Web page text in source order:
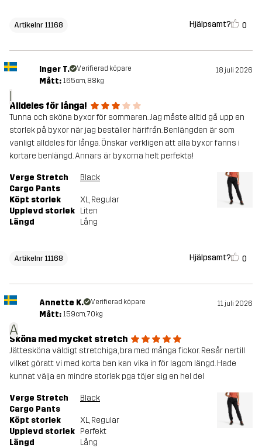
Artikelnr 11168 Hjälpsamt? 0
I
Inger T. Verifierad köpare 18 juli 2026
Mått: 165cm, 88kg
Alldeles för långa!
Tunna och sköna byxor för sommaren. Jag måste alltid gå upp en
storlek på byxor när jag beställer härifrån. Benlängden är som
vanligt alldeles för långa. Önskar verkligen att alla byxor fanns i
kortare benlängd. Annars är byxorna helt perfekta!
Verge Stretch
Cargo Pants
Black
Köpt storlek XL, Regular
Upplevd storlek Liten
Längd
Lång
Artikelnr 11168 Hjälpsamt? 0
A
Annette K. Verifierad köpare 11 juli 2026
Mått: 159cm, 70kg
Sköna med mycket stretch
Jättesköna väldigt stretchiga, bra med många fickor. Resår nertill
vilket göratt vi med korta ben kan vika in för lagom längd. Hade
kunnat välja en mindre storlek pga töjer sig en hel del
Verge Stretch
Cargo Pants
Black
Köpt storlek XL, Regular
Upplevd storlek Perfekt
Längd
Lång